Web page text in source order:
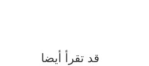
قد تقرأ أيضا